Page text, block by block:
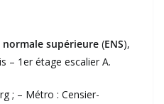
normale supérieure (ENS),
– 1er étage escalier A.
; – Métro : Censier-